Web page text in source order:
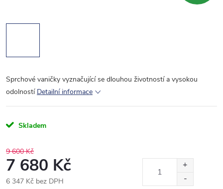
Sprchové vaničky vyznačující se dlouhou životností a vysokou
odolností Detailní informace
Skladem
9 600 Kč
7 680 Kč
6 347 Kč bez DPH